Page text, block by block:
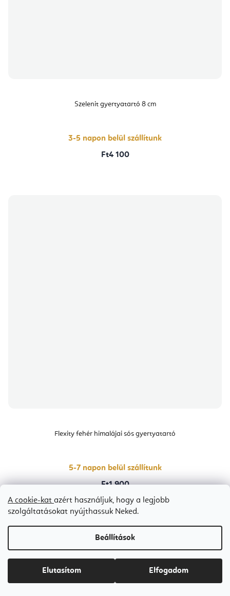
A cookie-kat azért használjuk, hogy a legjobb
szolgáltatásokat nyújthassuk Neked.
Beállítások
Elutasítom Elfogadom
Szelenit gyertyatartó 8 cm
3-5 napon belül szállítunk
Ft4 100
Flexity fehér himalájai sós gyertyatartó
5-7 napon belül szállítunk
Ft1 900